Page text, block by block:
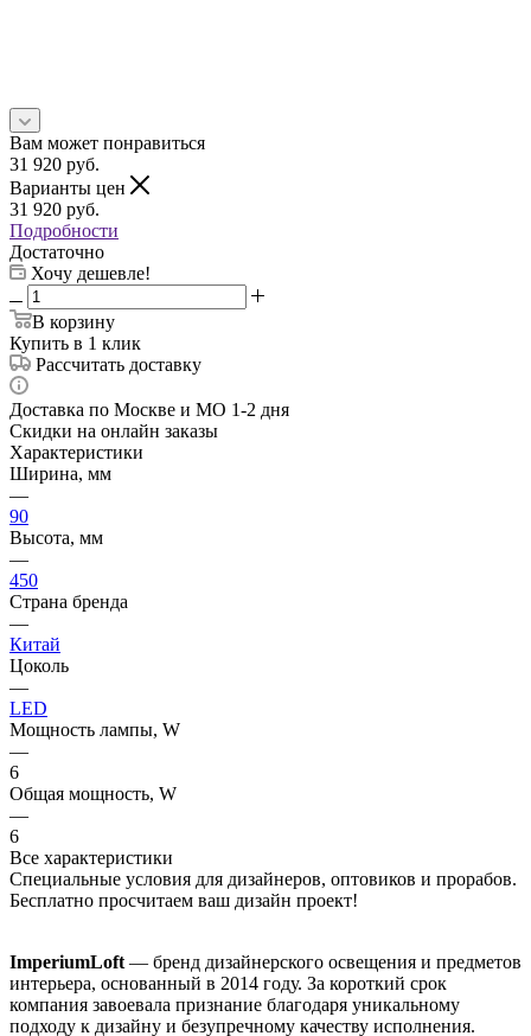
Вам может понравиться
31 920 руб.
Варианты цен
31 920 руб.
Подробности
Достаточно
Хочу дешевле!
В корзину
Купить в 1 клик
Рассчитать доставку
Доставка по Москве и МО 1-2 дня
Скидки на онлайн заказы
Характеристики
Ширина, мм
—
90
Высота, мм
—
450
Страна бренда
—
Китай
Цоколь
—
LED
Мощность лампы, W
—
6
Общая мощность, W
—
6
Все характеристики
Специальные условия для дизайнеров, оптовиков и прорабов.
Бесплатно просчитаем ваш дизайн проект!
ImperiumLoft — бренд дизайнерского освещения и предметов
интерьера, основанный в 2014 году. За короткий срок
компания завоевала признание благодаря уникальному
подходу к дизайну и безупречному качеству исполнения.